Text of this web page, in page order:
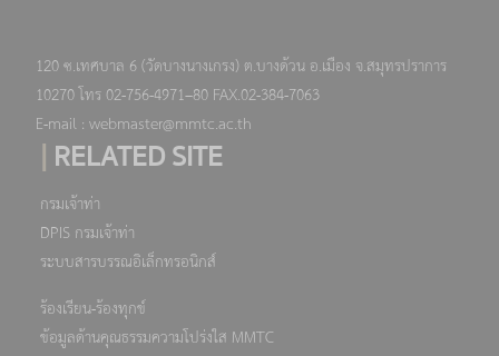
120 ซ.เทศบาล 6 (วัดบางนางเกรง) ต.บางด้วน อ.เมือง จ.สมุทรปราการ
10270 โทร 02-756-4971–80 FAX.02-384-7063
E-mail : webmaster@mmtc.ac.th
| RELATED SITE
กรมเจ้าท่า
DPIS กรมเจ้าท่า
ระบบสารบรรณอิเล็กทรอนิกส์
ร้องเรียน-ร้องทุกข์
ข้อมูลด้านคุณธรรมความโปร่งใส MMTC